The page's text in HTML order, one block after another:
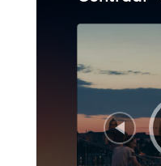
Audiospeler